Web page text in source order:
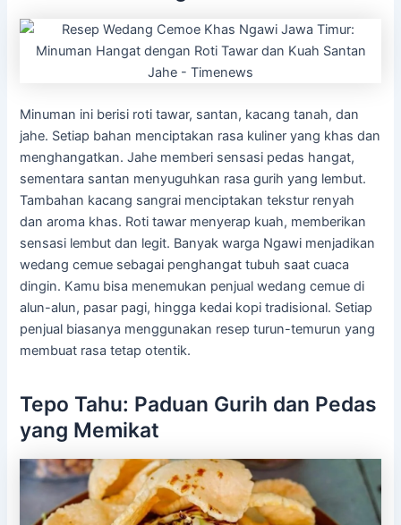
Minuman ini berisi roti tawar, santan, kacang tanah, dan
jahe. Setiap bahan menciptakan rasa kuliner yang khas dan
menghangatkan. Jahe memberi sensasi pedas hangat,
sementara santan menyuguhkan rasa gurih yang lembut.
Tambahan kacang sangrai menciptakan tekstur renyah
dan aroma khas. Roti tawar menyerap kuah, memberikan
sensasi lembut dan legit. Banyak warga Ngawi menjadikan
wedang cemue sebagai penghangat tubuh saat cuaca
dingin. Kamu bisa menemukan penjual wedang cemue di
alun-alun, pasar pagi, hingga kedai kopi tradisional. Setiap
penjual biasanya menggunakan resep turun-temurun yang
membuat rasa tetap otentik.
Tepo Tahu: Paduan Gurih dan Pedas
yang Memikat